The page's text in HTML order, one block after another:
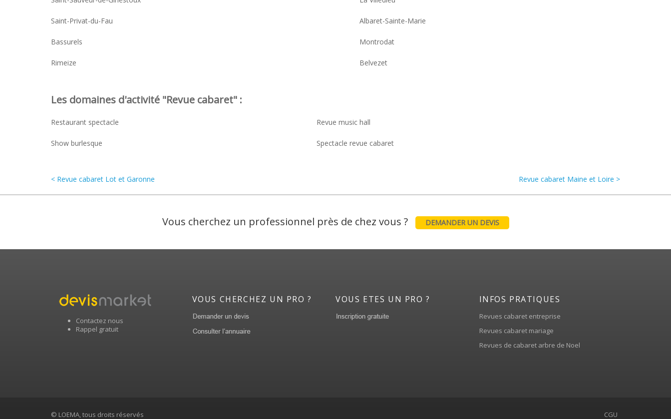
Saint-Privat-du-Fau Albaret-Sainte-Marie
Bassurels Montrodat
Rimeize Belvezet
Les domaines d'activité "Revue cabaret" :
Restaurant spectacle Revue music hall
Show burlesque Spectacle revue cabaret
< Revue cabaret Lot et Garonne Revue cabaret Maine et Loire >
Vous cherchez un professionnel près de chez vous ? DEMANDER UN DEVIS
Contactez nous
Rappel gratuit
VOUS CHERCHEZ UN PRO ? VOUS ETES UN PRO ? INFOS PRATIQUES
Revues cabaret entreprise
Revues cabaret mariage
Revues de cabaret arbre de Noel
CGU
© LOEMA, tous droits réservés